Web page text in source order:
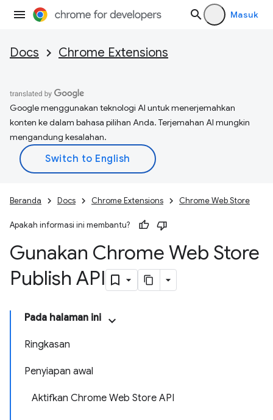
Masuk
Docs Chrome Extensions
Google menggunakan teknologi AI untuk menerjemahkan
konten ke dalam bahasa pilihan Anda. Terjemahan AI mungkin
mengandung kesalahan.
Beranda Docs Chrome Extensions Chrome Web Store
Apakah informasi ini membantu?
Gunakan Chrome Web Store
Publish API
Pada halaman ini
Ringkasan
Penyiapan awal
Aktifkan Chrome Web Store API